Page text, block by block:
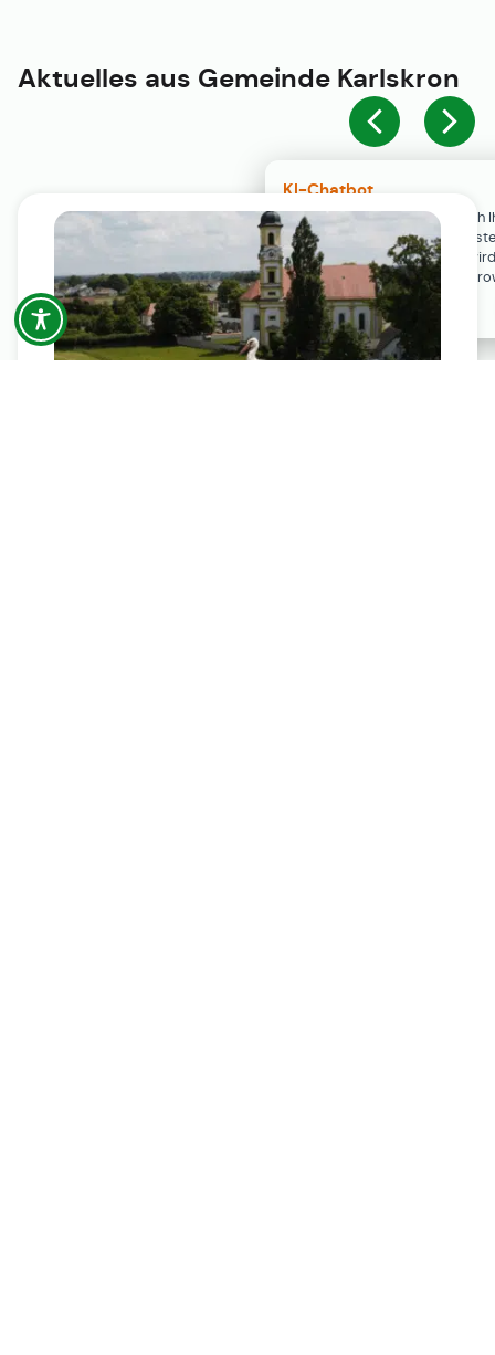
KI-Chatbot
Der KI-Chatbot steht erst nach
Einwilligung in den Cookie-
Verfügung. Der Chat-Verlauf
ausschließlich lokal in Ihrem
gespeichert.
Aktuelles aus Gemeinde Karlskron